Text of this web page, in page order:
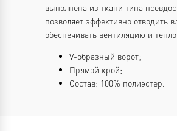
выполнена из ткани типа
позволяет эффективно отводить
обеспечивать вентиляцию и
V-образный ворот;
Прямой крой;
Состав: 100% полиэстер.